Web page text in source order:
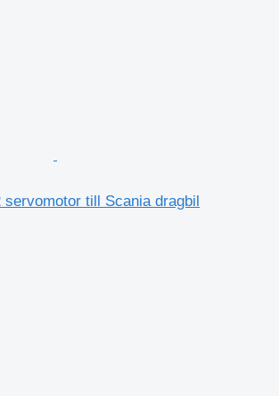
servomotor till Scania dragbil